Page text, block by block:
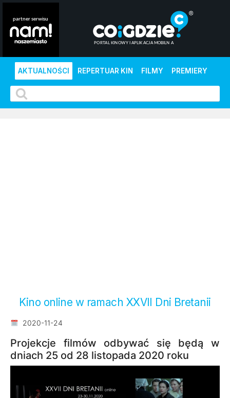
AKTUALNOŚCI REPERTUAR KIN FILMY PREMIERY
Kino online w ramach XXVII Dni Bretanii
2020-11-24
Projekcje filmów odbywać się będą w
dniach 25 od 28 listopada 2020 roku